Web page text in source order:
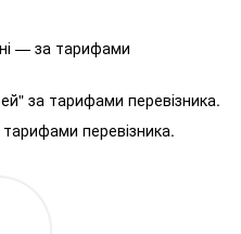
— за тарифами
за тарифами перевізника.
перевізника.